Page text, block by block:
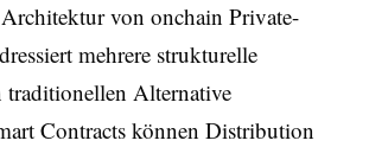
von onchain Private-
mehrere strukturelle
traditionellen Alternative
Contracts können Distribution